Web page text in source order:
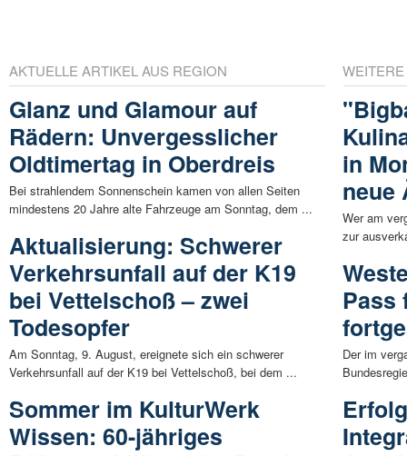
AKTUELLE ARTIKEL AUS REGION
Glanz und Glamour auf
Rädern: Unvergesslicher
Oldtimertag in Oberdreis
Bei strahlendem Sonnenschein kamen von allen Seiten
mindestens 20 Jahre alte Fahrzeuge am Sonntag, dem ...
Aktualisierung: Schwerer
Verkehrsunfall auf der K19
bei Vettelschoß – zwei
Todesopfer
Am Sonntag, 9. August, ereignete sich ein schwerer
Verkehrsunfall auf der K19 bei Vettelschoß, bei dem ...
Sommer im KulturWerk
Wissen: 60-jähriges
in
neue
Wer am
zur
Pass
Der im